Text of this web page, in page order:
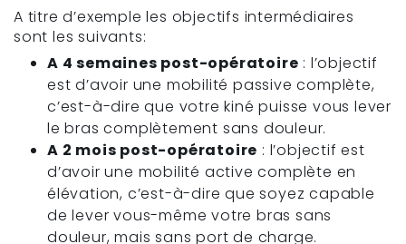
A titre d’exemple les objectifs intermédiaires
sont les suivants:
A 4 semaines post-opératoire : l’objectif
est d’avoir une mobilité passive complète,
c’est-à-dire que votre kiné puisse vous lever
le bras complètement sans douleur.
A 2 mois post-opératoire : l’objectif est
d’avoir une mobilité active complète en
élévation, c’est-à-dire que soyez capable
de lever vous-même votre bras sans
douleur, mais sans port de charge.